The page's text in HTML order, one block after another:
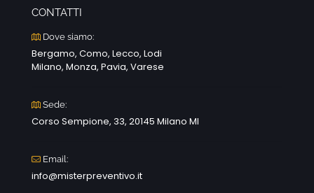
CONTATTI
Dove siamo:
Bergamo, Como, Lecco, Lodi
Milano, Monza, Pavia, Varese
Sede:
Corso Sempione, 33, 20145 Milano MI
Email:
info@misterpreventivo.it